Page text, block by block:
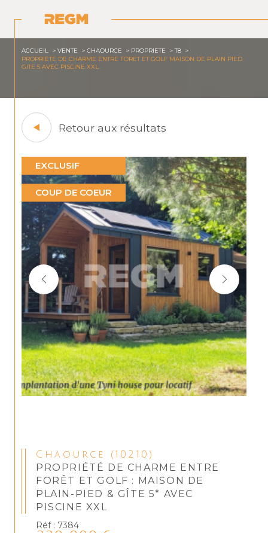
ACCUEIL VENTE CHAOURCE PROPRIETE
T8
PROPRIETE DE CHARME ENTRE FORET ET GOLF MAISON DE PLAIN PIED
GITE 5 AVEC PISCINE XXL
Retour aux résultats
EXCLUSIF
COUP DE COEUR
Chaource (10210)
PROPRIÉTÉ DE CHARME ENTRE
FORÊT ET GOLF : MAISON DE
PLAIN-PIED & GÎTE 5* AVEC
PISCINE XXL
Réf : 7384